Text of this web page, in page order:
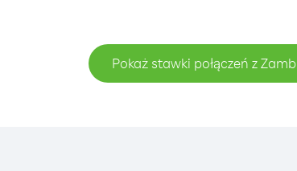
Pokaż stawki połączeń z